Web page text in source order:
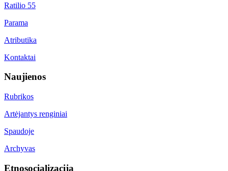
Ratilio 55
Parama
Atributika
Kontaktai
Naujienos
Rubrikos
Artėjantys renginiai
Spaudoje
Archyvas
Etnosocializacija